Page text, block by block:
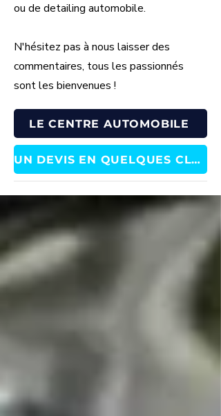
ou de detailing automobile.
N'hésitez pas à nous laisser des
commentaires, tous les passionnés
sont les bienvenues !
LE CENTRE AUTOMOBILE
UN DEVIS EN QUELQUES CLICS !